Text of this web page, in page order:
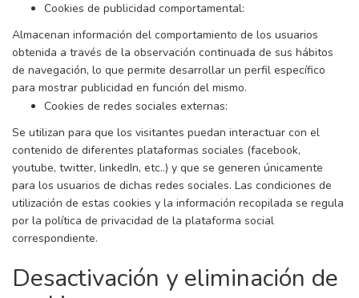
Cookies de publicidad comportamental:
Almacenan información del comportamiento de los usuarios
obtenida a través de la observación continuada de sus hábitos
de navegación, lo que permite desarrollar un perfil específico
para mostrar publicidad en función del mismo.
Cookies de redes sociales externas:
Se utilizan para que los visitantes puedan interactuar con el
contenido de diferentes plataformas sociales (facebook,
youtube, twitter, linkedIn, etc..) y que se generen únicamente
para los usuarios de dichas redes sociales. Las condiciones de
utilización de estas cookies y la información recopilada se regula
por la política de privacidad de la plataforma social
correspondiente.
Desactivación y eliminación de